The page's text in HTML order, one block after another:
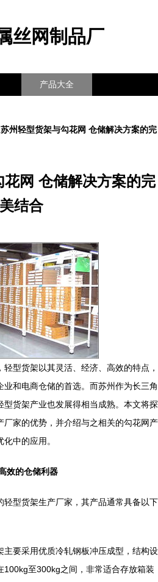
丝网制品厂
产品大全
苏州轻型货架与勾花网 仓储解决方案的完
网 仓储解决方案的完
美结合
型货架以其灵活、经济、高效的特点，
和电商仓储的首选。而苏州作为长三角
货架产业也发展得相当成熟。本文将探
家的优势，并介绍与之相关的勾花网产
中的应用。
效的仓储利器
轻型货架生产厂家，其产品通常具备以下
主要采用优质冷轧钢板冲压成型，结构设
100kg至300kg之间，非常适合存放箱装